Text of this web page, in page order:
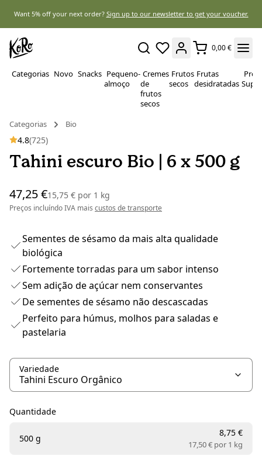
Want 5% off your next order? Sign up to our newsletter to get your voucher.
0,00 €
Categorias Novo Snacks Pequeno-
almoço
Cremes
de
frutos
secos
Frutos
secos
Frutas
desidratadas
Categorias Bio
4.8(725)
Tahini escuro Bio | 6 x 500 g
47,25 €15,75 € por 1 kg
Preços incluíndo IVA mais custos de transporte
Sementes de sésamo da mais alta qualidade
biológica
Fortemente torradas para um sabor intenso
Sem adição de açúcar nem conservantes
De sementes de sésamo não descascadas
Perfeito para húmus, molhos para saladas e
pastelaria
Variedade
Quantidade
500 g
8,75 €
17,50 € por 1 kg